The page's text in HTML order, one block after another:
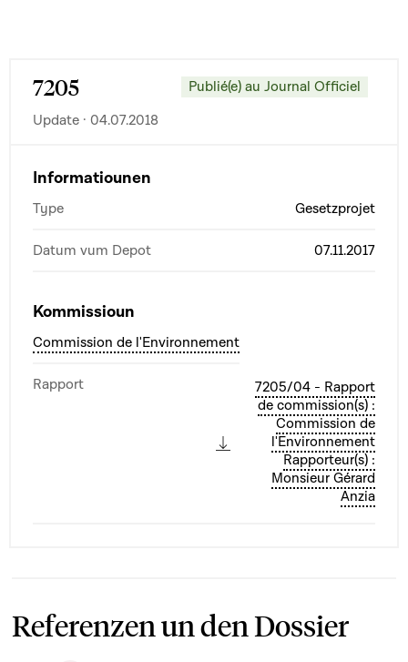
7205
Publié(e) au Journal Officiel
Update · 04.07.2018
Informatiounen
Type Gesetzprojet
Datum vum Depot 07.11.2017
Kommissioun
Commission de l'Environnement
Rapport
7205/04 - Rapport
de commission(s) :
Commission de
l'Environnement
Rapporteur(s) :
Monsieur Gérard
Anzia
Referenzen un den Dossier